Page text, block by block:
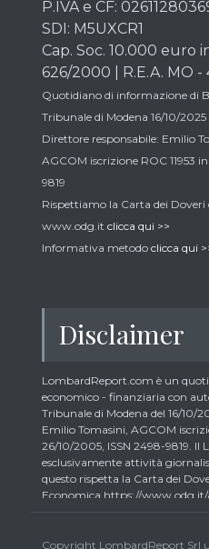
P.IVA e CF:
SDI: M5UXCR1
Cap. Soc. 10.000 euro
626/2000 | R.E.A. MO -
Quotidiano di informazione di
Tribunale di Modena 16/10/2025
Direttore responsabile: Emilio
AGCOM iscrizione ROC 11953
9819
Rispettiamo la Carta dei
www.odg.it clicca qui >>
Informativa metodo clicca qui
Disclaimer
LombardReport.com è un
economico - finanziaria con
Tribunale di Modena del 16/10/
Emilio Tomasini, AGCOM
26/10/2005, ISSN 2498-9819.
esclusivamente attività
questo rispetta la Carta dei
Economica https://
essere consapevoli che i
Copyright LombardReport Srl